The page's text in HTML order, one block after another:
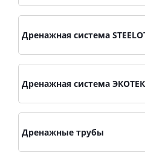
Дренажная система
Дренажная система ЭКОТЕК
Дренажные трубы